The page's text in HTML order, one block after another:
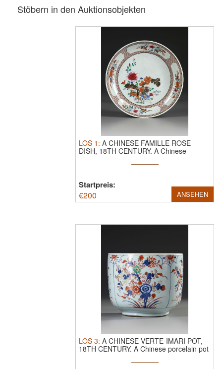
Stöbern in den Auktionsobjekten
LOS 1 : A CHINESE FAMILLE ROSE
DISH, 18TH CENTURY. A Chinese
Startpreis:
€200 ANSEHEN
LOS 3: A CHINESE VERTE-IMARI POT,
18TH CENTURY. A Chinese porcelain pot